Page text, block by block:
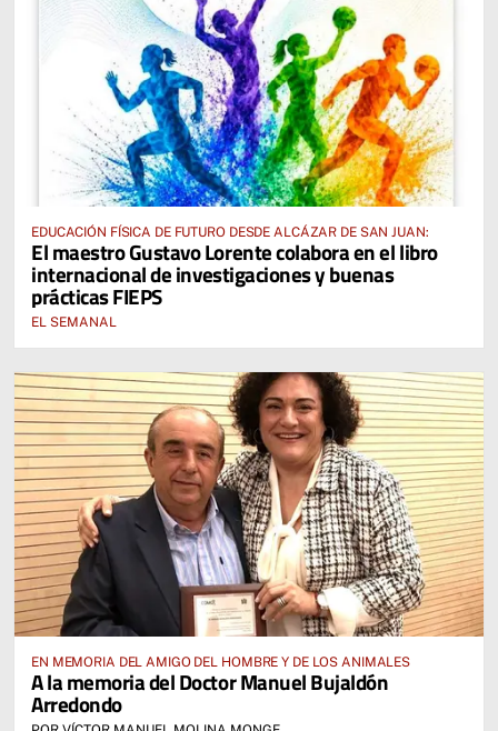
EDUCACIÓN FÍSICA DE FUTURO DESDE ALCÁZAR DE SAN JUAN:
El maestro Gustavo Lorente colabora en el libro
internacional de investigaciones y buenas
prácticas FIEPS
EL SEMANAL
EN MEMORIA DEL AMIGO DEL HOMBRE Y DE LOS ANIMALES
A la memoria del Doctor Manuel Bujaldón
Arredondo